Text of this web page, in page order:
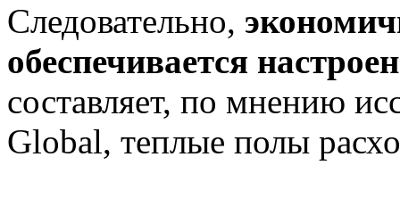
Следовательно,
обеспечивается
составляет, по мнению
Global, теплые полы